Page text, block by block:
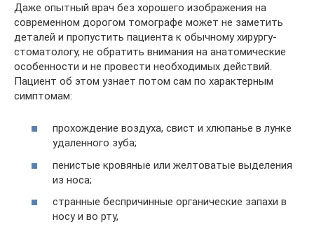
Даже опытный врач без хорошего изображения на
современном дорогом томографе может не заметить
деталей и пропустить пациента к обычному хирургу-
стоматологу, не обратить внимания на анатомические
особенности и не провести необходимых действий.
Пациент об этом узнает потом сам по характерным
симптомам:
прохождение воздуха, свист и хлюпанье в лунке
удаленного зуба;
пенистые кровяные или желтоватые выделения
из носа;
странные беспричинные органические запахи в
носу и во рту,